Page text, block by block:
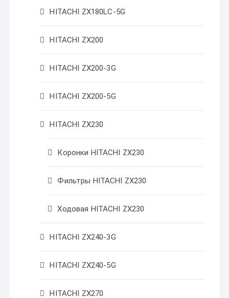
HITACHI ZX180LC-5G
HITACHI ZX200
HITACHI ZX200-3G
HITACHI ZX200-5G
HITACHI ZX230
Коронки HITACHI ZX230
Фильтры HITACHI ZX230
Ходовая HITACHI ZX230
HITACHI ZX240-3G
HITACHI ZX240-5G
HITACHI ZX270